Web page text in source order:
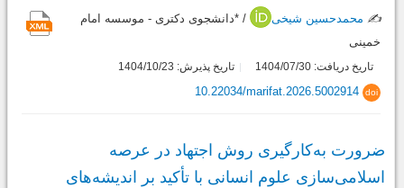
✍️ محمدحسین شیخی
/ *دانشجوی دکتری - موسسه امام
خمینی
تاریخ دریافت: 1404/07/30 تاریخ پذیرش: 1404/10/23
doi
10.22034/marifat.2026.5002914
ضرورت به‌کارگیری روش اجتهاد در عرصه
اسلامی‌سازی علوم انسانی با تأکید بر اندیشه‌های